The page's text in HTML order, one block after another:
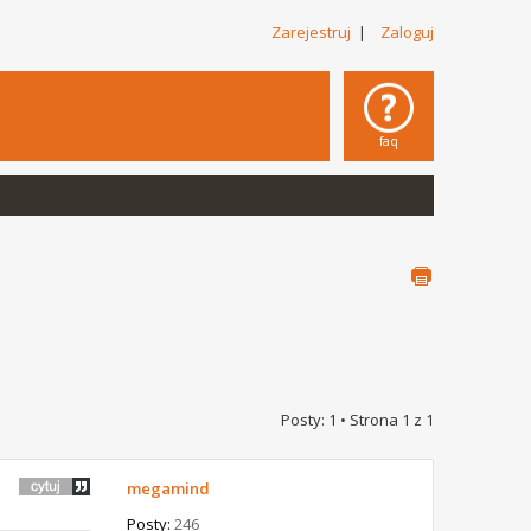
Zarejestruj | Zaloguj
faq
Posty: 1 • Strona 1 z 1
megamind
Posty: 246